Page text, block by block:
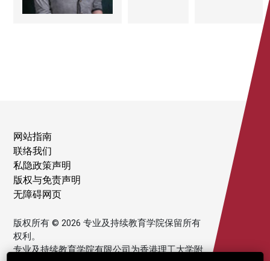
网站指南
联络我们
私隐政策声明
版权与免责声明
无障碍网页
版权所有 © 2026 专业及持续教育学院保留所有
权利。
专业及持续教育学院有限公司为香港理工大学附